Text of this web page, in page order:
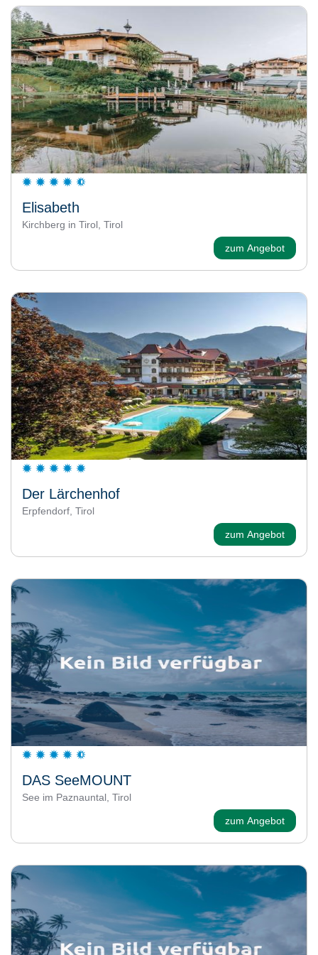
Elisabeth
Kirchberg in Tirol, Tirol
zum Angebot
Der Lärchenhof
Erpfendorf, Tirol
zum Angebot
DAS SeeMOUNT
See im Paznauntal, Tirol
zum Angebot